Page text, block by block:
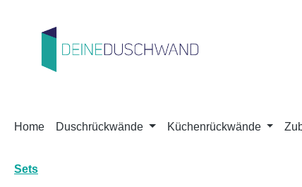
Home Duschrückwände Küchenrückwände
Sets